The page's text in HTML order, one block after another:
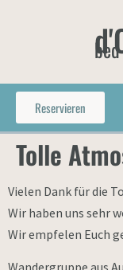
Reservieren
Tolle
Vielen Dank für die
Wir haben uns sehr
Wir empfelen Euch